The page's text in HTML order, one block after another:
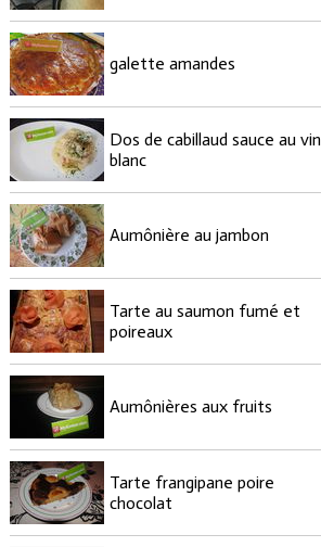
galette amandes
Dos de cabillaud sauce au vin
blanc
Aumônière au jambon
Tarte au saumon fumé et
poireaux
Aumônières aux fruits
Tarte frangipane poire
chocolat